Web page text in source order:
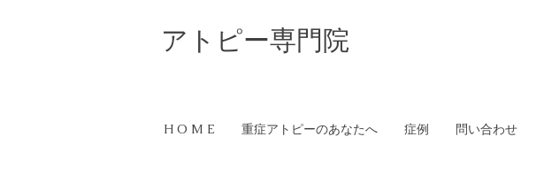
​アトピー専門院
H O M E 重症アトピーのあなたへ 症例 問い合わせ